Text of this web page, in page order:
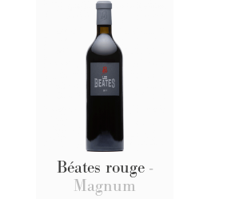
Béates rouge-
Magnum